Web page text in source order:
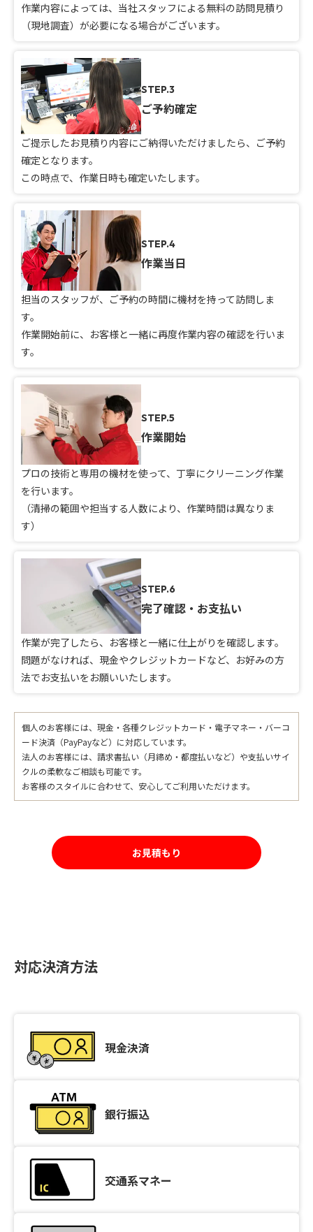
作業内容によっては、当社スタッフによる無料の訪問見積り
（現地調査）が必要になる場合がございます。
STEP.3
ご予約確定
ご提示したお見積り内容にご納得いただけましたら、ご予約
確定となります。
この時点で、作業日時も確定いたします。
STEP.4
作業当日
担当のスタッフが、ご予約の時間に機材を持って訪問しま
す。
作業開始前に、お客様と一緒に再度作業内容の確認を行いま
す。
STEP.5
作業開始
プロの技術と専用の機材を使って、丁寧にクリーニング作業
を行います。
（清掃の範囲や担当する人数により、作業時間は異なりま
す）
STEP.6
完了確認・お支払い
作業が完了したら、お客様と一緒に仕上がりを確認します。
問題がなければ、現金やクレジットカードなど、お好みの方
法でお支払いをお願いいたします。
個人のお客様には、現金・各種クレジットカード・電子マネー・バーコ
ード決済（PayPayなど）に対応しています。
法人のお客様には、請求書払い（月締め・都度払いなど）や支払いサイ
クルの柔軟なご相談も可能です。
お客様のスタイルに合わせて、安心してご利用いただけます。
お見積もり
対応決済方法
現金決済
銀行振込
交通系マネー